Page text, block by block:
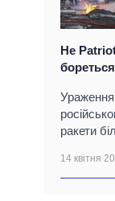
Не
Ураження
ракети
14 квітня